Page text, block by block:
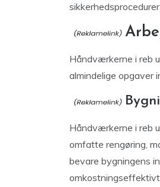
Håndværkerne i reb
almindelige opgaver
Håndværkerne i reb
omfatte rengøring,
bevare bygningens